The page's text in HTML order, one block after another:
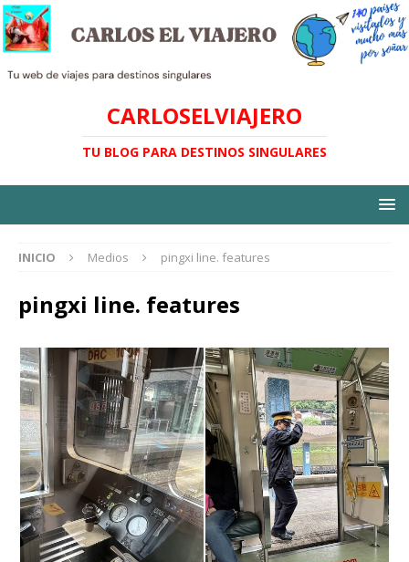
CARLOSELVIAJERO
TU BLOG PARA DESTINOS SINGULARES
INICIO Medios pingxi line. features
pingxi line. features